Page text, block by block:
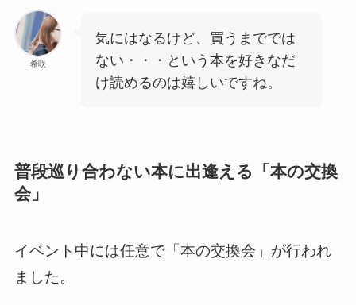
希咲
気にはなるけど、買うまででは
ない・・・という本を好きなだ
け読めるのは嬉しいですね。
普段巡り合わない本に出逢える「本の交換
会」
イベント中には任意で「本の交換会」が行われ
ました。